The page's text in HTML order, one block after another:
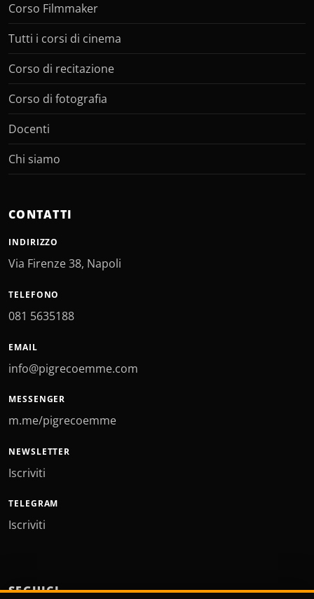
Corso Filmmaker
Tutti i corsi di cinema
Corso di recitazione
Corso di fotografia
Docenti
Chi siamo
CONTATTI
INDIRIZZO
Via Firenze 38, Napoli
TELEFONO
081 5635188
EMAIL
info@pigrecoemme.com
MESSENGER
m.me/pigrecoemme
NEWSLETTER
Iscriviti
TELEGRAM
Iscriviti
SEGUICI